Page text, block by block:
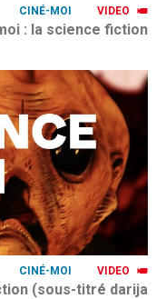
VIDEO
CINÉ-MOI
: la science fiction
VIDEO
CINÉ-MOI
(sous-titré darija